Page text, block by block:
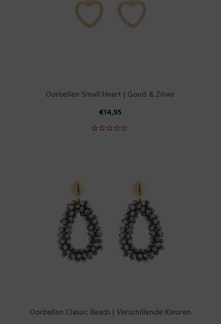
Oorbellen Small Heart | Goud & Zilver
€14,95
Oorbellen Classic Beads | Verschillende Kleuren